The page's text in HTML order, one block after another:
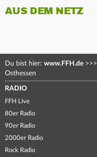
AUS DEM NETZ
Du bist hier: www.FFH.de >>>
Osthessen
RADIO
FFH Live
80er Radio
90er Radio
2000er Radio
Rock Radio